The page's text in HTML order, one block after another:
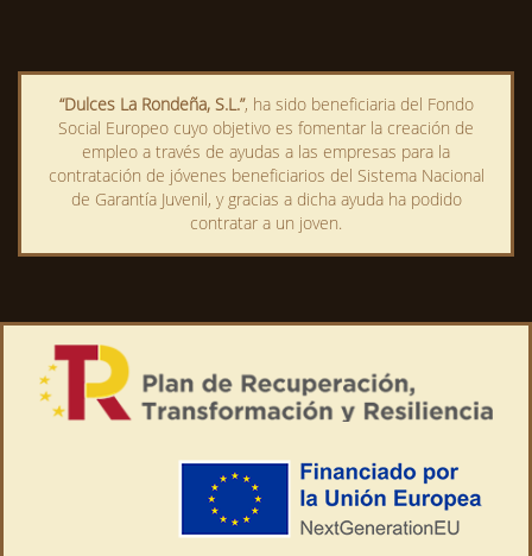
“Dulces La Rondeña, S.L.”, ha sido beneficiaria del Fondo
Social Europeo cuyo objetivo es fomentar la creación de
empleo a través de ayudas a las empresas para la
contratación de jóvenes beneficiarios del Sistema Nacional
de Garantía Juvenil, y gracias a dicha ayuda ha podido
contratar a un joven.
Este sitio utiliza cookiespropias y de terceros para medir